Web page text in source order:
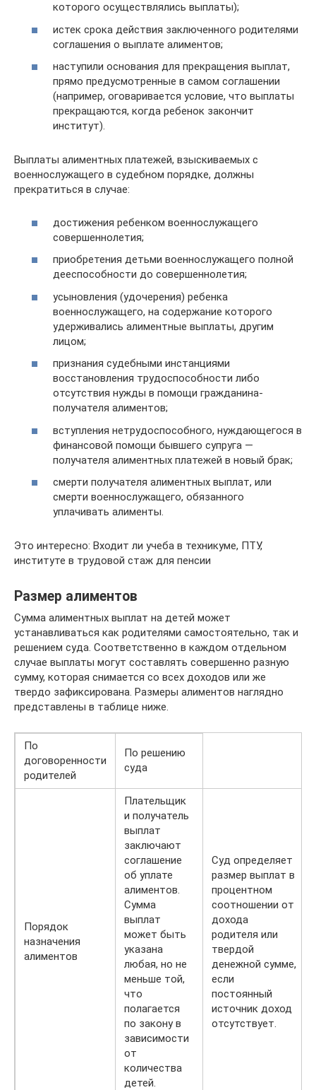
которого осуществлялись выплаты);
истек срока действия заключенного родителями
соглашения о выплате алиментов;
наступили основания для прекращения выплат,
прямо предусмотренные в самом соглашении
(например, оговаривается условие, что выплаты
прекращаются, когда ребенок закончит
институт).
Выплаты алиментных платежей, взыскиваемых с
военнослужащего в судебном порядке, должны
прекратиться в случае:
достижения ребенком военнослужащего
совершеннолетия;
приобретения детьми военнослужащего полной
дееспособности до совершеннолетия;
усыновления (удочерения) ребенка
военнослужащего, на содержание которого
удерживались алиментные выплаты, другим
лицом;
признания судебными инстанциями
восстановления трудоспособности либо
отсутствия нужды в помощи гражданина-
получателя алиментов;
вступления нетрудоспособного, нуждающегося в
финансовой помощи бывшего супруга —
получателя алиментных платежей в новый брак;
смерти получателя алиментных выплат, или
смерти военнослужащего, обязанного
уплачивать алименты.
Это интересно: Входит ли учеба в техникуме, ПТУ,
институте в трудовой стаж для пенсии
Размер алиментов
Сумма алиментных выплат на детей может
устанавливаться как родителями самостоятельно, так и
решением суда. Соответственно в каждом отдельном
случае выплаты могут составлять совершенно разную
сумму, которая снимается со всех доходов или же
твердо зафиксирована. Размеры алиментов наглядно
представлены в таблице ниже.
По
договоренности
родителей
По решению
суда
Порядок
назначения
алиментов
Плательщик
и получатель
выплат
заключают
соглашение
об уплате
алиментов.
Сумма
выплат
может быть
указана
любая, но не
меньше той,
что
полагается
по закону в
зависимости
от
количества
детей.
Суд определяет
размер выплат в
процентном
соотношении от
дохода
родителя или
твердой
денежной сумме,
если
постоянный
источник доход
отсутствует.